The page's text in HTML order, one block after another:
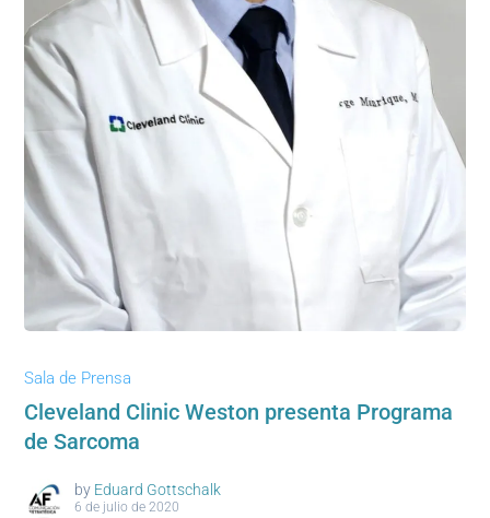
Sala de Prensa
Cleveland Clinic Weston presenta Programa
de Sarcoma
by Eduard Gottschalk
6 de julio de 2020